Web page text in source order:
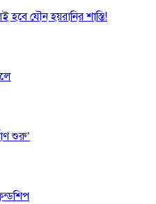
যৌন হয়রানির শাস্তি!
শুরু’